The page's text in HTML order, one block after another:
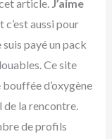
article. J’aime
c’est aussi pour
payé un pack
Ce site
d’oxygène
la rencontre.
de profils